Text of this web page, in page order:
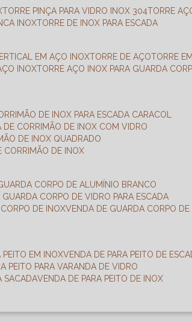
TORRE PINÇA PARA VIDRO INOX 304 TORRE
INOX TORRE DE INOX PARA ESCADA
EM AÇO INOX TORRE DE AÇO TORRE
INOX TORRE AÇO INOX PARA GUARDA
DE INOX PARA ESCADA CARACOL
DE CORRIMÃO DE INOX COM VIDRO
DE INOX QUADRADO
CORRIMÃO DE INOX
GUARDA CORPO DE ALUMÍNIO BRANCO
GUARDA CORPO DE VIDRO PARA ESCADA
CORPO DE INOX
VENDA DE GUARDA CORPO
PEITO EM INOX
VENDA DE PARA PEITO DE
PEITO PARA VARANDA DE VIDRO
SACADA
VENDA DE PARA PEITO DE INOX